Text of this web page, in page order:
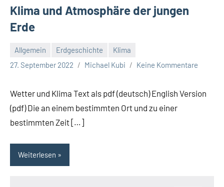
Klima und Atmosphäre der jungen
Erde
Allgemein Erdgeschichte
Klima
27. September 2022
Michael Kubi Keine Kommentare
Wetter und Klima Text als pdf (deutsch) English Version
(pdf) Die an einem bestimmten Ort und zu einer
bestimmten Zeit […]
Weiterlesen